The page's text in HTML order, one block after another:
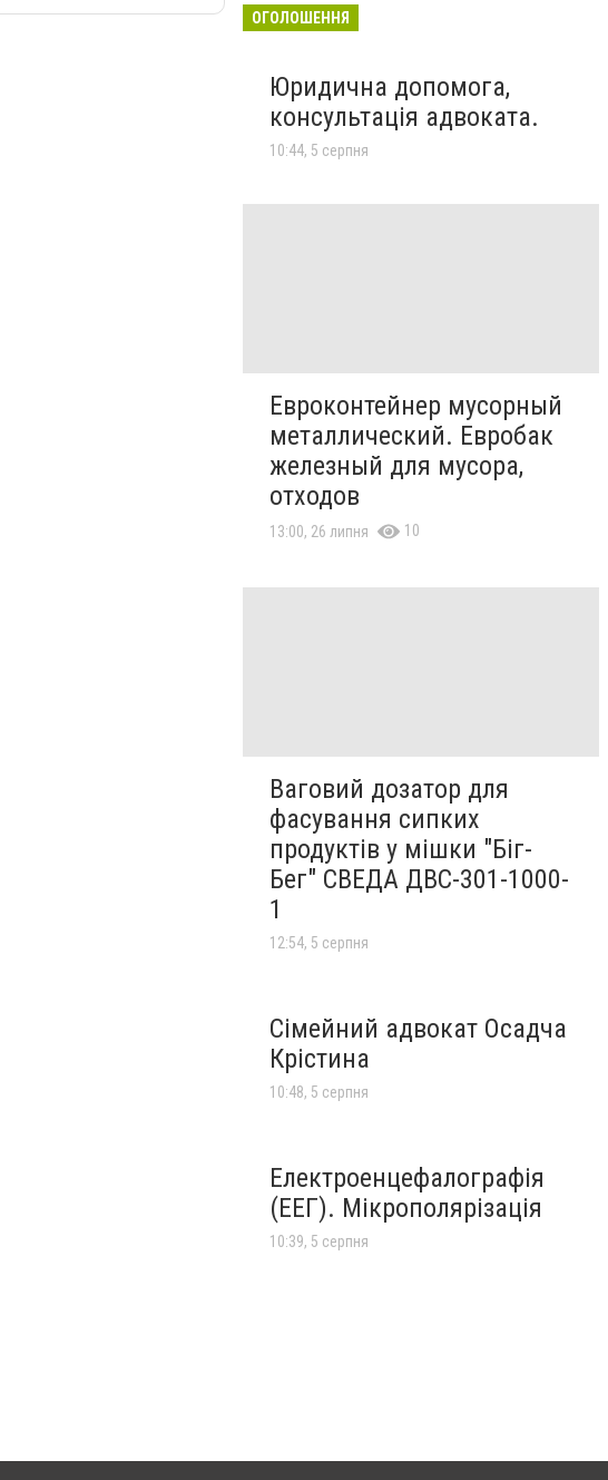
ОГОЛОШЕННЯ
Юридична допомога,
консультація адвоката.
10:44, 5 серпня
Евроконтейнер мусорный
металлический. Евробак
железный для мусора,
отходов
13:00, 26 липня 10
Ваговий дозатор для
фасування сипких
продуктів у мішки "Біг-
Бег" СВЕДА ДВС-301-1000-
1
12:54, 5 серпня
Сімейний адвокат Осадча
Крістина
10:48, 5 серпня
Електроенцефалографія
(ЕЕГ). Мікрополярізація
10:39, 5 серпня